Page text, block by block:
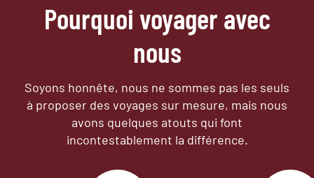
Pourquoi voyager avec
nous
Soyons honnête, nous ne sommes pas les seuls
à proposer des voyages sur mesure, mais nous
avons quelques atouts qui font
incontestablement la différence.